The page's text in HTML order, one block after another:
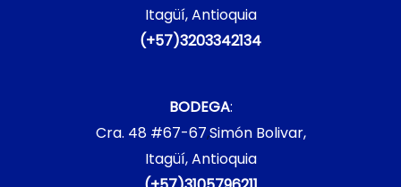
Itagüí, Antioquia
(+57)3203342134
BODEGA:
Cra. 48 #67-67,Simón Bolivar,
Itagüí, Antioquia